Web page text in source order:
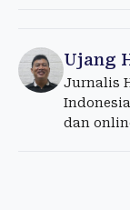
Ujang
Jurnalis
dan